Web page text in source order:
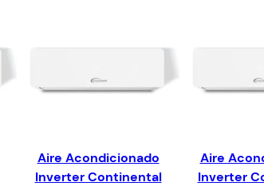
Aire Acondicionado
Inverter Continental
Aire
Inverter